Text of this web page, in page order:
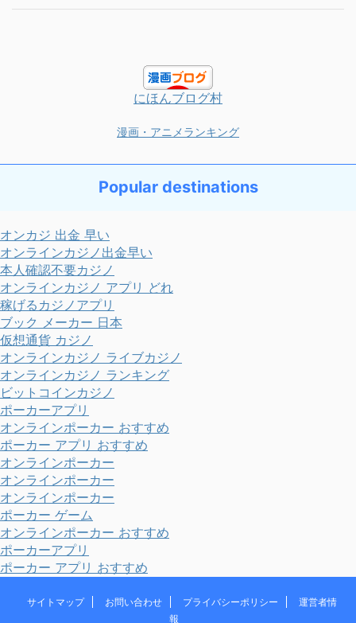
にほんブログ村
漫画・アニメランキング
Popular destinations
オンカジ 出金 早い
オンラインカジノ出金早い
本人確認不要カジノ
オンラインカジノ アプリ どれ
稼げるカジノアプリ
ブック メーカー 日本
仮想通貨 カジノ
オンラインカジノ ライブカジノ
オンラインカジノ ランキング
ビットコインカジノ
ポーカーアプリ
オンラインポーカー おすすめ
ポーカー アプリ おすすめ
オンラインポーカー
オンラインポーカー
オンラインポーカー
ポーカー ゲーム
オンラインポーカー おすすめ
ポーカーアプリ
ポーカー アプリ おすすめ
サイトマップ お問い合わせ プライバシーポリシー
運営者情
報